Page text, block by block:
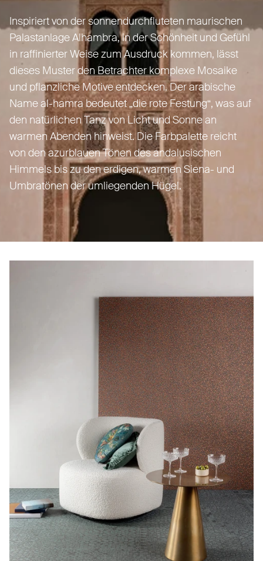
Inspiriert von der son­nen­durch­fluteten mau­rischen
Palastanlage Alhambra, in der Schönheit und Gefühl
in raf­fi­nierter Weise zum Ausdruck kommen, lässt
dieses Muster den Betrachter komplexe Mosaike
und pflanzliche Motive entdecken. Der arabische
Name al-hamra bedeutet„die rote Festung“, was auf
den natürlichen Tanz von Licht und Sonne an
warmen Abenden hinweist. Die Farb­palette reicht
von den azurblauen Tönen des anda­lu­sischen
Himmels bis zu den erdigen, warmen Siena- und
Umbratönen der umliegenden Hügel.